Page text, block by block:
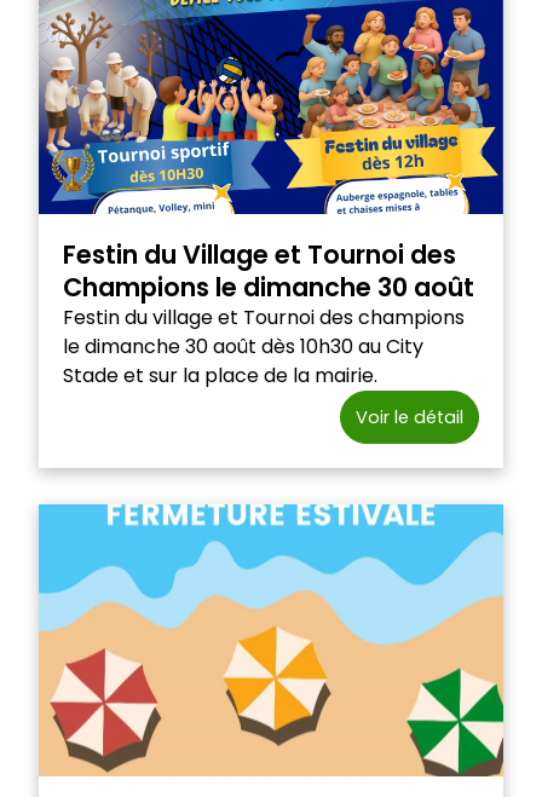
Festin du Village et Tournoi des
Champions le dimanche 30 août
Festin du village et Tournoi des champions
le dimanche 30 août dès 10h30 au City
Stade et sur la place de la mairie.
Voir le détail